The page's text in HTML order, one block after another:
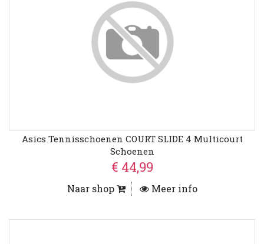
Asics Tennisschoenen COURT SLIDE 4 Multicourt
Schoenen
€ 44,99
Naar shop Meer info